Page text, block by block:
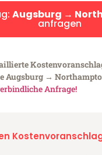
Augsburg →
anfragen
Augsburg →
Anfrage!